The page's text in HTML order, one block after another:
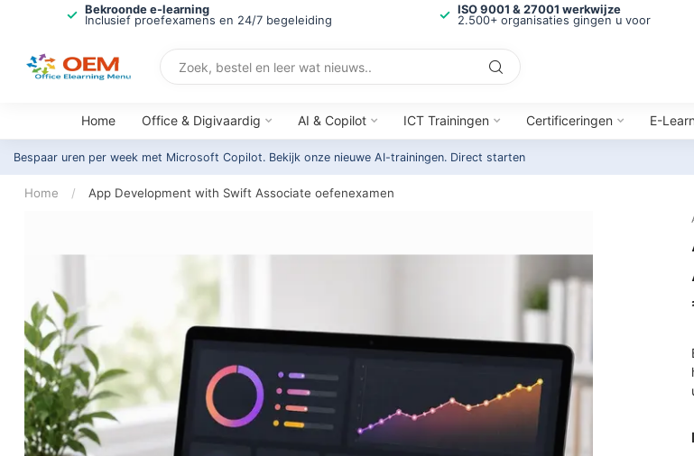
Bekroonde e-learning
Inclusief proefexamens en 24/7 begeleiding
ISO 9001 & 27001 werkwijze
2.500+ organisaties gingen u voor
Home Office & Digivaardig AI & Copilot ICT Trainingen Certificeringen E-
Bespaar uren per week met Microsoft Copilot. Bekijk onze nieuwe AI-trainingen. Direct starten
Home / App Development with Swift Associate oefenexamen